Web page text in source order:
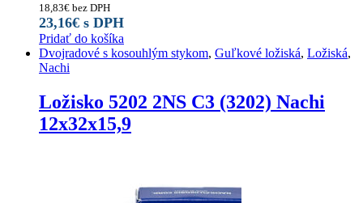
18,83€ bez DPH
23,16€ s DPH
Pridať do košíka
Dvojradové s kosouhlým stykom, Guľkové ložiská, Ložiská,
Nachi
Ložisko 5202 2NS C3 (3202) Nachi
12x32x15,9